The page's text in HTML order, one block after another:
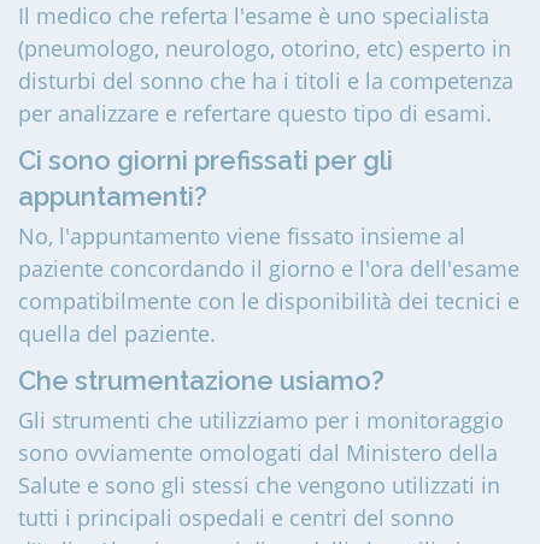
Il medico che referta l'esame è uno specialista
(pneumologo, neurologo, otorino, etc) esperto in
disturbi del sonno che ha i titoli e la competenza
per analizzare e refertare questo tipo di esami.
Ci sono giorni prefissati per gli
appuntamenti?
No, l'appuntamento viene fissato insieme al
paziente concordando il giorno e l'ora dell'esame
compatibilmente con le disponibilità dei tecnici e
quella del paziente.
Che strumentazione usiamo?
Gli strumenti che utilizziamo per i monitoraggio
sono ovviamente omologati dal Ministero della
Salute e sono gli stessi che vengono utilizzati in
tutti i principali ospedali e centri del sonno